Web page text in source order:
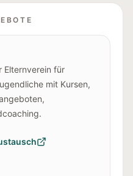
Elternverein für
mit Kursen,